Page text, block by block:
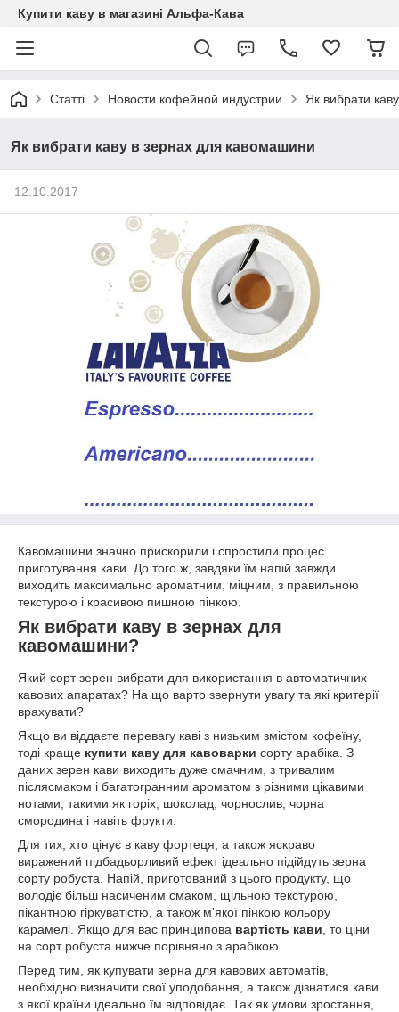
Купити каву в магазині Альфа-Кава
Статті Новости кофейной индустрии Як вибрати
Як вибрати каву в зернах для кавомашини
12.10.2017
Кавомашини значно прискорили і спростили процес
приготування кави. До того ж, завдяки їм напій завжди
виходить максимально ароматним, міцним, з правильною
текстурою і красивою пишною пінкою.
Як вибрати каву в зернах для
кавомашини?
Який сорт зерен вибрати для використання в автоматичних
кавових апаратах? На що варто звернути увагу та які критерії
врахувати?
Якщо ви віддаєте перевагу каві з низьким змістом кофеїну,
тоді краще купити каву для кавоварки сорту арабіка. З
даних зерен кави виходить дуже смачним, з тривалим
післясмаком і багатогранним ароматом з різними цікавими
нотами, такими як горіх, шоколад, чорнослив, чорна
смородина і навіть фрукти.
Для тих, хто цінує в каву фортеця, а також яскраво
виражений підбадьорливий ефект ідеально підійдуть зерна
сорту робуста. Напій, приготований з цього продукту, що
володіє більш насиченим смаком, щільною текстурою,
пікантною гіркуватістю, а також м'якої пінкою кольору
карамелі. Якщо для вас принципова вартість кави , то ціни
на сорт робуста нижче порівняно з арабікою.
Перед тим, як купувати зерна для кавових автоматів,
необхідно визначити свої уподобання, а також дізнатися кави
з якої країни ідеально їм відповідає. Так як умови зростання,